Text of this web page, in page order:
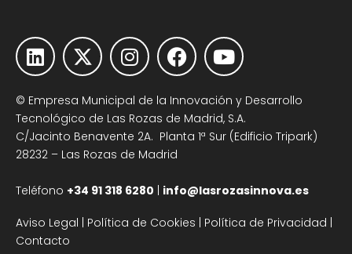
© Empresa Municipal de la Innovación y Desarrollo
Tecnológico de Las Rozas de Madrid, S.A.
C/Jacinto Benavente 2A. Planta 1ª Sur (Edificio Tripark)
28232 – Las Rozas de Madrid
Teléfono +34 91 318 6280 info@lasrozasinnova.es
Aviso Legal Política de Cookies Política de Privacidad
Contacto